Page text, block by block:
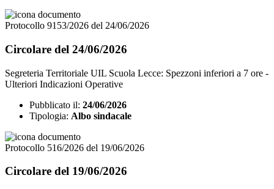
Protocollo 9153/2026 del 24/06/2026
Circolare del 24/06/2026
Segreteria Territoriale UIL Scuola Lecce: Spezzoni inferiori a 7 ore -
Ulteriori Indicazioni Operative
Pubblicato il: 24/06/2026
Tipologia: Albo sindacale
Protocollo 516/2026 del 19/06/2026
Circolare del 19/06/2026